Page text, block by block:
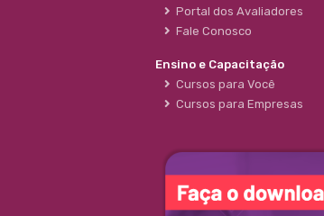
Portal dos Avaliadores
Fale Conosco
Ensino e Capacitação
Cursos para Você
Cursos para Empresas